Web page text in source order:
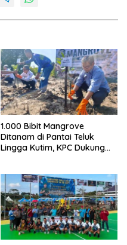
1.000 Bibit Mangrove
Ditanam di Pantai Teluk
Lingga Kutim, KPC Dukung